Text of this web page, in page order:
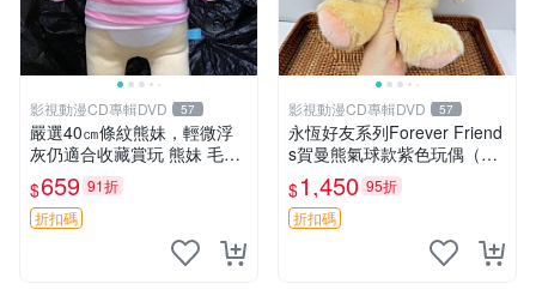
影視動漫CD專輯DVD 57
嚴選40㎝條紋熊妹，輕微浮
灰仍適合收藏賞玩 熊妹 毛絨
玩具 浮雕熊
$659 91折
折扣碼
影視動漫CD專輯DVD 57
永恆好友系列Forever Friend
s賀曼熊氣球款紫色玩偶（鼻
子稍有磨損） 中古玩具 氣球
熊 玩偶
$1,450 95折
折扣碼